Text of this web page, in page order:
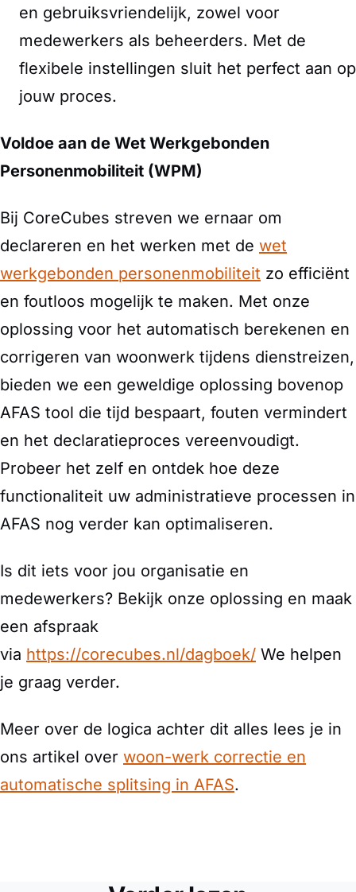
en gebruiksvriendelijk, zowel voor
medewerkers als beheerders. Met de
flexibele instellingen sluit het perfect aan op
jouw proces.
Voldoe aan de Wet Werkgebonden
Personenmobiliteit (WPM)
Bij CoreCubes streven we ernaar om
declareren en het werken met de wet
werkgebonden personenmobiliteit zo efficiënt
en foutloos mogelijk te maken. Met onze
oplossing voor het automatisch berekenen en
corrigeren van woonwerk tijdens dienstreizen,
bieden we een geweldige oplossing bovenop
AFAS tool die tijd bespaart, fouten vermindert
en het declaratieproces vereenvoudigt.
Probeer het zelf en ontdek hoe deze
functionaliteit uw administratieve processen in
AFAS nog verder kan optimaliseren.
Is dit iets voor jou organisatie en
medewerkers? Bekijk onze oplossing en maak
een afspraak
via https://corecubes.nl/dagboek/ We helpen
je graag verder.
Meer over de logica achter dit alles lees je in
ons artikel over woon-werk correctie en
automatische splitsing in AFAS.